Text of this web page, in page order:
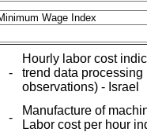
-
Hourly labor cost
trend data
observations) - Israel
-
Manufacture of
Labor cost per hour